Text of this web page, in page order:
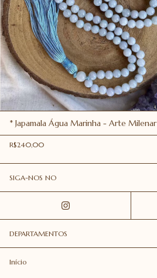
* Japamala Água Marinha - Arte Milenar
R$240,00
SIGA-NOS NO
DEPARTAMENTOS
Início